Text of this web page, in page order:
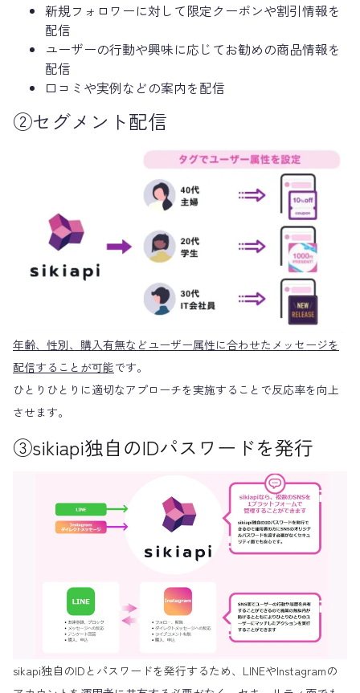
新規フォロワーに対して限定クーポンや割引情報を
配信
ユーザーの行動や興味に応じてお勧めの商品情報を
配信
口コミや実例などの案内を配信
②セグメント配信
年齢、性別、購入有無などユーザー属性に合わせたメッセージを
配信することが可能です。
ひとりひとりに適切なアプローチを実施することで反応率を向上
させます。
③sikiapi独自のIDパスワードを発行
sikapi独自のIDとパスワードを発行するため、LINEやInstagramの